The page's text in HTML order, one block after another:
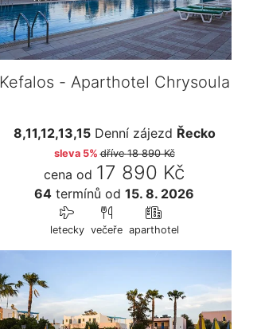
Kefalos - Aparthotel Chrysoula
8,11,12,13,15Denní zájezd Řecko
sleva 5% dříve18 890 Kč
cena od 17 890 Kč
64 termínů od 15. 8. 2026
letecky večeře aparthotel